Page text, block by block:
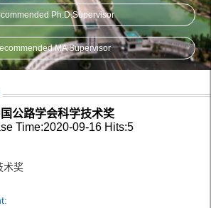
Ph.D.Supervisor
MA Supervisor
公路学会科学技术奖
Time:2020-09-16 Hits:5
术奖